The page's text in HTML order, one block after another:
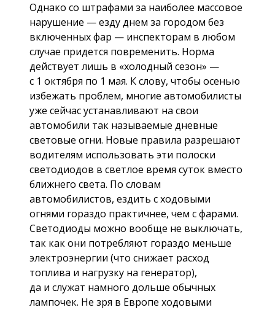
Однако со штрафами за наиболее массовое
нарушение — езду днем за городом без
включенных фар — инспекторам в любом
случае придется повременить. Норма
действует лишь в «холодный се­зон» —
с 1 октября по 1 мая. К слову, чтобы осенью
избежать проблем, многие автомобилисты
уже сейчас устанавливают на свои
автомобили так называемые дневные
световые огни. Новые правила разрешают
водителям использовать эти полоски
светодиодов в светлое время суток вместо
ближнего света. По словам
автомобилистов, ездить с ходовыми
огнями гораздо практичнее, чем с фарами.
Светодиоды можно вообще не выключать,
так как они потребляют гораздо меньше
электроэнергии (что снижает расход
топлива и нагрузку на генератор),
да и служат намного дольше обычных
лампочек. Не зря в Европе ходовыми